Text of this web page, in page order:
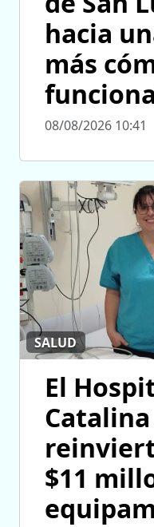
hacia
más
08/08/2026 10:41
SALUD
El
Catalina
$11